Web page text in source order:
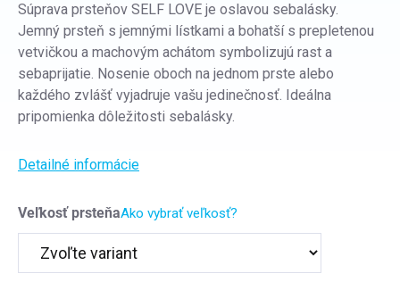
Veľkosť prsteňaAko vybrať veľkosť?
Súprava prsteňov SELF LOVE je oslavou sebalásky.
Jemný prsteň s jemnými lístkami a bohatší s prepletenou
vetvičkou a machovým achátom symbolizujú rast a
sebaprijatie. Nosenie oboch na jednom prste alebo
každého zvlášť vyjadruje vašu jedinečnosť. Ideálna
pripomienka dôležitosti sebalásky.
Detailné informácie